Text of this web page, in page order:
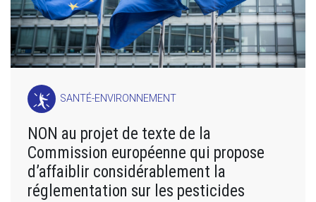
SANTÉ-ENVIRONNEMENT
NON au projet de texte de la
Commission européenne qui propose
d’affaiblir considérablement la
réglementation sur les pesticides